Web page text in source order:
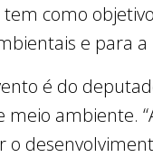
tem como
e para
é do
meio ambiente.
o